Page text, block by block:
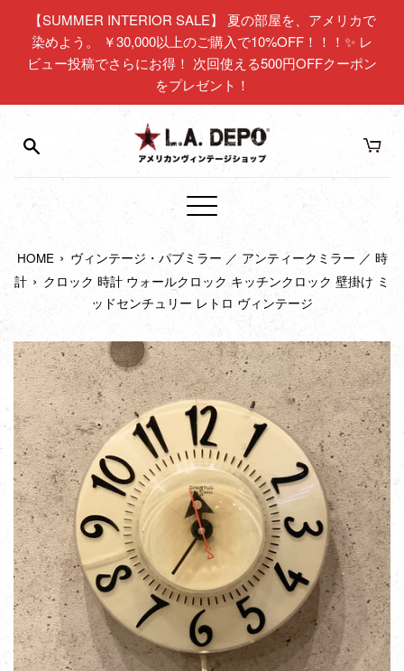
【SUMMER INTERIOR SALE】 夏の部屋を、アメリカで
染めよう。 ￥30,000以上のご購入で10%OFF！！！✨ レ
ビュー投稿でさらにお得！ 次回使える500円OFFクーポン
をプレゼント！
メ
ュ
ー
HOME › ヴィンテージ・パブミラー ／ アンティークミラー ／ 時
計 › クロック 時計 ウォールクロック キッチンクロック 壁掛け ミ
ッドセンチュリー レトロ ヴィンテージ